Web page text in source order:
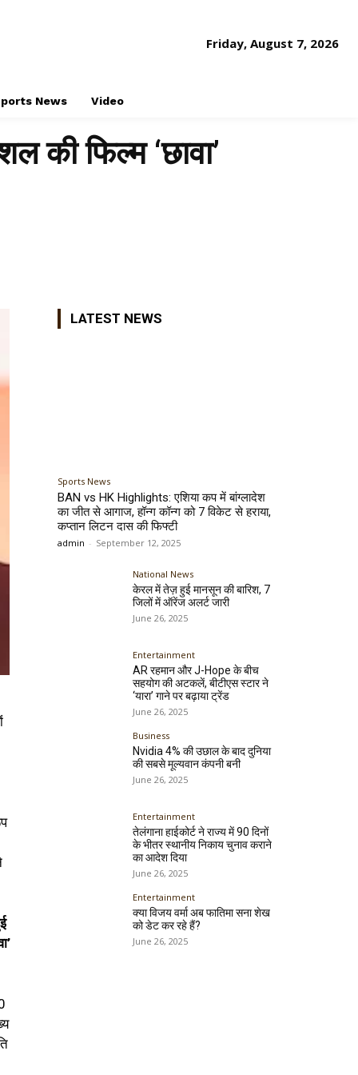
Friday, August 7, 2026
News Video
की फिल्म ‘छावा’
LATEST NEWS
Sports News
BAN vs HK Highlights: एशिया कप में बांग्लादेश
का जीत से आगाज, हॉन्ग कॉन्ग को 7 विकेट से हराया,
कप्तान लिटन दास की फिफ्टी
admin - September 12, 2025
National News
केरल में तेज़ हुई मानसून की बारिश, 7
जिलों में ऑरेंज अलर्ट जारी
June 26, 2025
Entertainment
AR रहमान और J-Hope के बीच
सहयोग की अटकलें, बीटीएस स्टार ने
‘यारा’ गाने पर बढ़ाया ट्रेंड
June 26, 2025
Business
Nvidia 4% की उछाल के बाद दुनिया
की सबसे मूल्यवान कंपनी बनी
June 26, 2025
Entertainment
तेलंगाना हाईकोर्ट ने राज्य में 90 दिनों
के भीतर स्थानीय निकाय चुनाव कराने
का आदेश दिया
June 26, 2025
Entertainment
क्या विजय वर्मा अब फातिमा सना शेख
को डेट कर रहे हैं?
June 26, 2025